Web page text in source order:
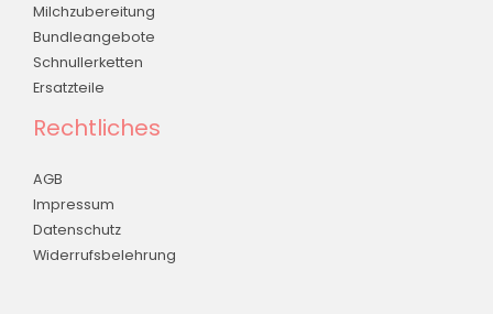
Milchzubereitung
Bundleangebote
Schnullerketten
Ersatzteile
Rechtliches
AGB
Impressum
Datenschutz
Widerrufsbelehrung